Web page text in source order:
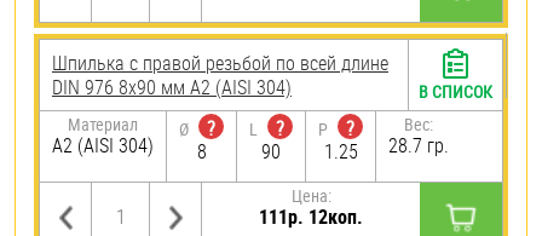
Шпилька с правой резьбой по всей длине
DIN 976 8х90 мм А2 (AISI 304)
Материал
А2 (AISI 304)
Ø
?
8
L
?
90
P
?
1.25
Вес:
28.7 гр.
Цена:
111р. 12коп.
В СПИСОК